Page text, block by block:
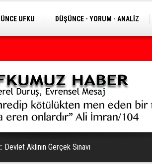
UFKU DÜŞÜNCE - YORUM - ANALİZ
Aklının Gerçek Sınavı